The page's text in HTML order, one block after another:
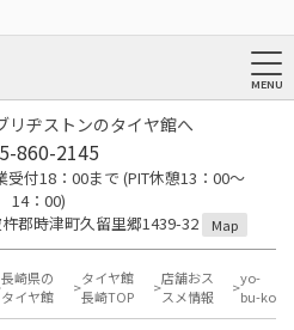
リヂストンのタイヤ館へ
860-2145
付18：00まで (PIT休憩13：00～
14：00)
郡時津町久留里郷1439-32
Map
長崎県の
タイヤ館
タイヤ館
長崎TOP
店舗おス
スメ情報
yo-
bu-ko